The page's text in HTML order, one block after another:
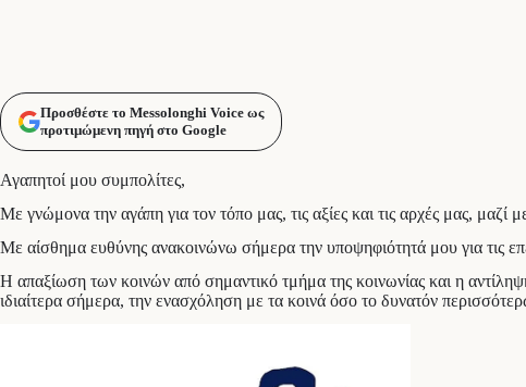
Προσθέστε το Messolonghi Voice ως
προτιμώμενη πηγή στο Google
Αγαπητοί μου συμπολίτες,
Με γνώμονα την αγάπη για τον τόπο μας, τις αξίες και τις αρχές μας,
Με αίσθημα ευθύνης ανακοινώνω σήμερα την υποψηφιότητά μου για τις
Η απαξίωση των κοινών από σημαντικό τμήμα της κοινωνίας και η
ιδιαίτερα σήμερα, την ενασχόληση με τα κοινά όσο το δυνατόν